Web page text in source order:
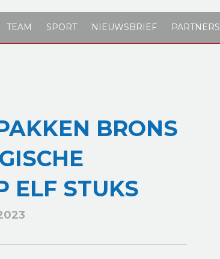
TEAM SPORT NIEUWSBRIEF PARTNERS
BRONS
ELF STUKS